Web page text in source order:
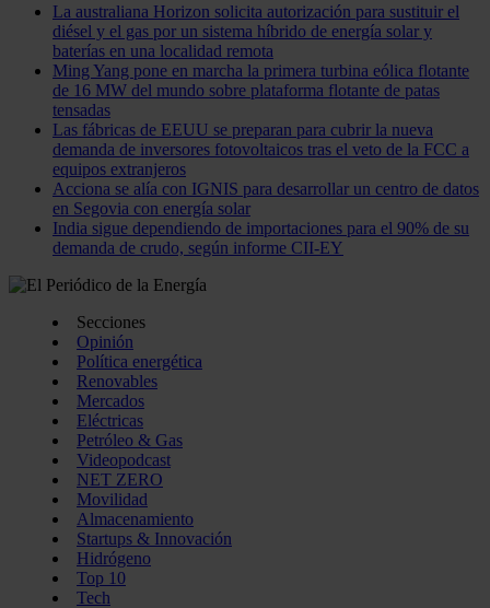
La australiana Horizon solicita autorización para sustituir el
diésel y el gas por un sistema híbrido de energía solar y
baterías en una localidad remota
Ming Yang pone en marcha la primera turbina eólica flotante
de 16 MW del mundo sobre plataforma flotante de patas
tensadas
Las fábricas de EEUU se preparan para cubrir la nueva
demanda de inversores fotovoltaicos tras el veto de la FCC a
equipos extranjeros
Acciona se alía con IGNIS para desarrollar un centro de datos
en Segovia con energía solar
India sigue dependiendo de importaciones para el 90% de su
demanda de crudo, según informe CII-EY
Secciones
Opinión
Política energética
Renovables
Mercados
Eléctricas
Petróleo & Gas
Videopodcast
NET ZERO
Movilidad
Almacenamiento
Startups & Innovación
Hidrógeno
Top 10
Tech